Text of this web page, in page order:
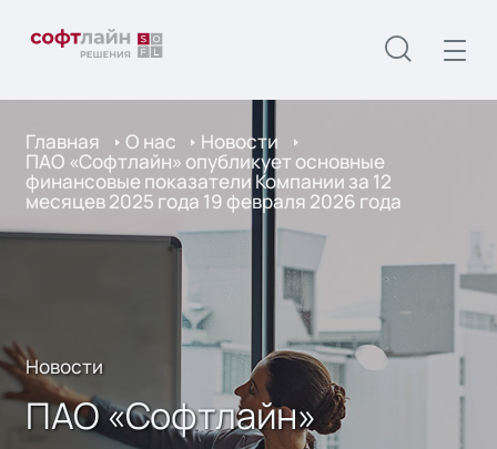
Главная О нас Новости
ПАО «Софтлайн» опубликует основные
финансовые показатели Компании за 12
месяцев 2025 года 19 февраля 2026 года
Новости
ПАО «Софтлайн»